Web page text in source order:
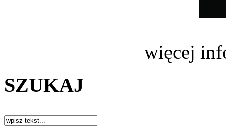
więcej
SZUKAJ